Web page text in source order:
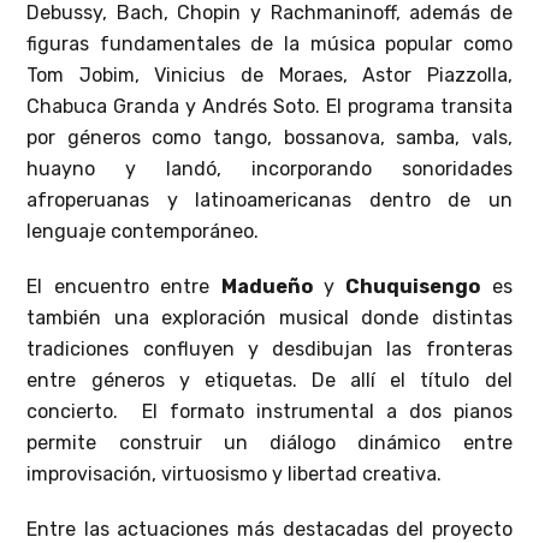
Debussy, Bach, Chopin y Rachmaninoff, además de
figuras fundamentales de la música popular como
Tom Jobim, Vinicius de Moraes, Astor Piazzolla,
Chabuca Granda y Andrés Soto. El programa transita
por géneros como tango, bossanova, samba, vals,
huayno y landó, incorporando sonoridades
afroperuanas y latinoamericanas dentro de un
lenguaje contemporáneo.
El encuentro entre Madueñoy Chuquisengo es
también una exploración musical donde distintas
tradiciones confluyen y desdibujan las fronteras
entre géneros y etiquetas. De allí el título del
concierto. El formato instrumental a dos pianos
permite construir un diálogo dinámico entre
improvisación, virtuosismo y libertad creativa.
Entre las actuaciones más destacadas del proyecto